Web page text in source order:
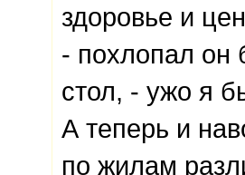
здоровье и
- похлопал он
стол, - ужо я
А теперь и
по жилам